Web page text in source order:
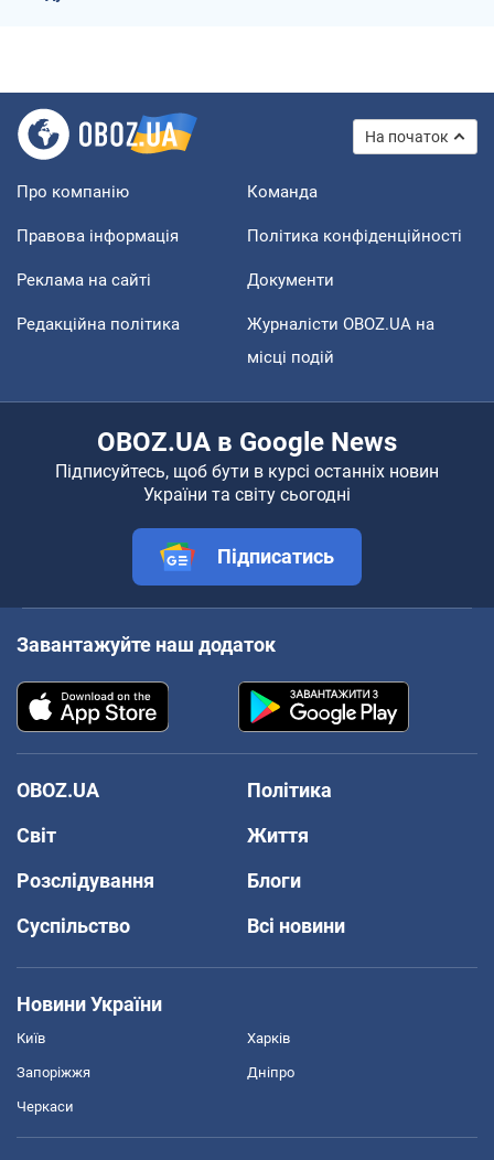
На початок
Про компанію Команда
Правова інформація Політика конфіденційності
Реклама на сайті Документи
Редакційна політика
Журналісти OBOZ.UA на
місці подій
OBOZ.UA в Google News
Підписуйтесь, щоб бути в курсі останніх новин
України та світу сьогодні
Підписатись
Завантажуйте наш додаток
OBOZ.UA
Політика
Світ
Життя
Розслідування
Блоги
Суспільство
Всі новини
Новини України
Київ Харків
Запоріжжя Дніпро
Черкаси